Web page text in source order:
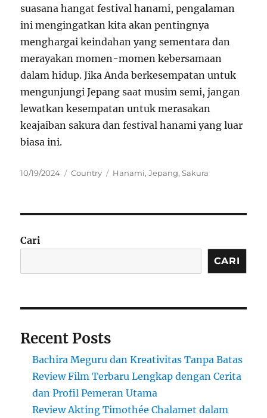
suasana hangat festival hanami, pengalaman
ini mengingatkan kita akan pentingnya
menghargai keindahan yang sementara dan
merayakan momen-momen kebersamaan
dalam hidup. Jika Anda berkesempatan untuk
mengunjungi Jepang saat musim semi, jangan
lewatkan kesempatan untuk merasakan
keajaiban sakura dan festival hanami yang luar
biasa ini.
Posted
10/19/2024 Categories
Country Tags
Hanami,Jepang,Sakura
Cari
CARI
Recent Posts
Bachira Meguru dan Kreativitas Tanpa Batas
Review Film Terbaru Lengkap dengan Cerita
dan Profil Pemeran Utama
Review Akting Timothée Chalamet dalam